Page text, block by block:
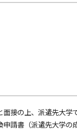
接の上、派遣先大
請書（派遣先大学